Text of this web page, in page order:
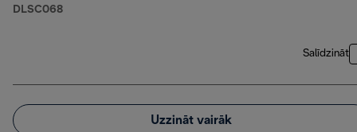
DLSC068
Salīdzināt
Uzzināt vairāk